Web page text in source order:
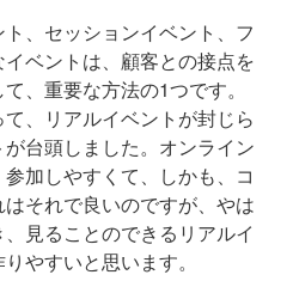
、セッションイベント、フ
ベントは、顧客との接点を
、重要な方法の1つです。
、リアルイベントが封じら
台頭しました。オンライン
加しやすくて、しかも、コ
それで良いのですが、やは
見ることのできるリアルイ
やすいと思います。